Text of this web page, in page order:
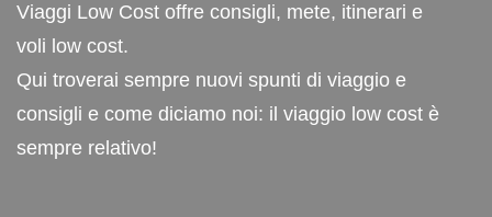
Viaggi Low Cost offre consigli, mete, itinerari e
voli low cost.
Qui troverai sempre nuovi spunti di viaggio e
consigli e come diciamo noi: il viaggio low cost è
sempre relativo!